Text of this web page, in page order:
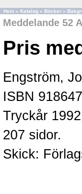
Hem » Katalog » Böcker »
Meddelande 52
Pris
Engström,
ISBN
Tryckår
207 sidor.
Skick: